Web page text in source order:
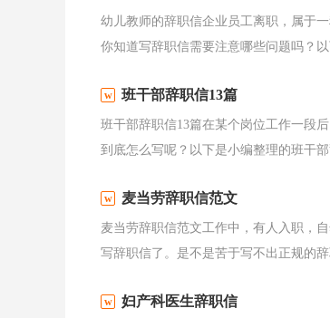
幼儿教师的辞职信企业员工离职，属于
你知道写辞职信需要注意哪些问题吗？
班干部辞职信13篇
班干部辞职信13篇在某个岗位工作一段
到底怎么写呢？以下是小编整理的班干
麦当劳辞职信范文
麦当劳辞职信范文工作中，有人入职，
写辞职信了。是不是苦于写不出正规的
妇产科医生辞职信